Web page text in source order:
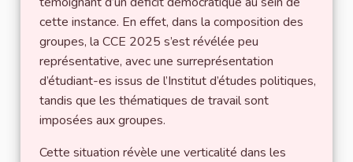
cette instance. En effet, dans la composition des
groupes, la CCE 2025 s’est révélée peu
représentative, avec une surreprésentation
d’étudiant-es issus de l’Institut d’études politiques,
tandis que les thématiques de travail sont
imposées aux groupes.
Cette situation révèle une verticalité dans les